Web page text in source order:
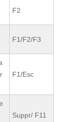
F2
F1/F2/F3
F1/Esc
Suppr/ F11